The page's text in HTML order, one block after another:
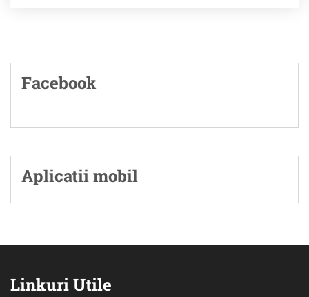
Facebook
Aplicatii mobil
Linkuri Utile